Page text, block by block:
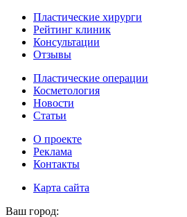
Пластические хирурги
Рейтинг клиник
Консультации
Отзывы
Пластические операции
Косметология
Новости
Статьи
О проекте
Реклама
Контакты
Карта сайта
Ваш город: